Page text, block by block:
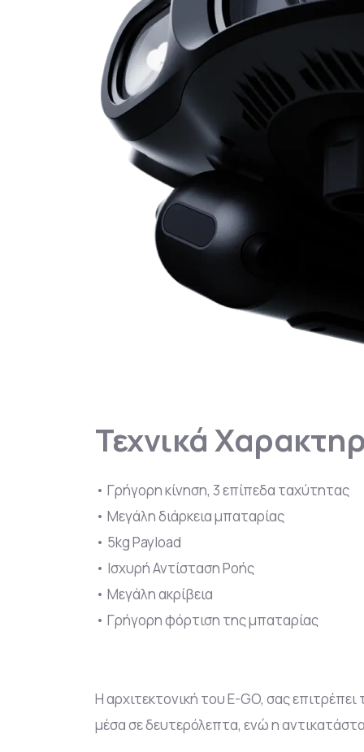
Τεχνικά
• Γρήγορη κίνηση, 3 επίπεδα ταχύτητας
• Μεγάλη διάρκεια μπαταρίας
• 5kg Payload
• Ισχυρή Αντίσταση Ροής
• Μεγάλη ακρίβεια
• Γρήγορη φόρτιση της μπαταρίας
Η αρχιτεκτονική του E-GO, σας
μέσα σε δευτερόλεπτα, ενώ η